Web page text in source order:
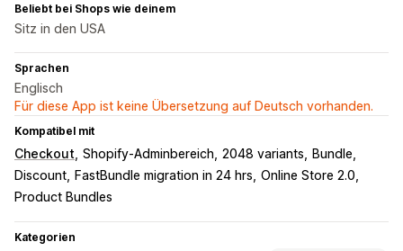
Beliebt bei Shops wie deinem
Sitz in den USA
Sprachen
Englisch
Für diese App ist keine Übersetzung auf Deutsch vorhanden.
Kompatibel mit
Checkout Shopify-Adminbereich 2048 variants
Bundle
Discount
FastBundle migration in 24 hrs Online Store 2.0
Product Bundles
Kategorien